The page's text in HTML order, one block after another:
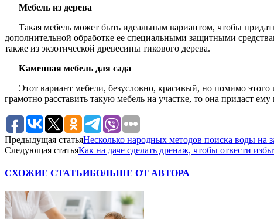
Мебель из дерева
Такая мебель может быть идеальным вариантом, чтобы
дополнительной обработке ее специальными защитными
также из экзотической древесины тикового дерева.
Каменная мебель для сада
Этот вариант мебели, безусловно, красивый, но помимо
грамотно расставить такую мебель на участке, то она придаст
Предыдущая статьяНесколько народных методов поиска воды на
Следующая статьяКак на даче сделать дренаж, чтобы отвести
СХОЖИЕ СТАТЬИБОЛЬШЕ ОТ АВТОРА